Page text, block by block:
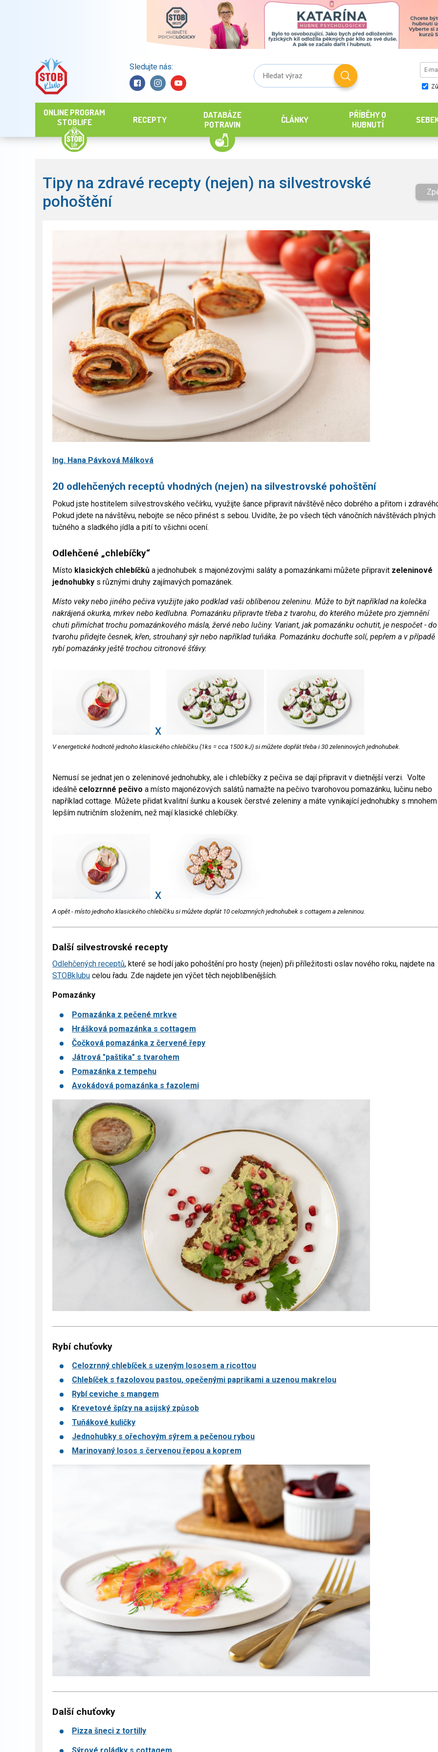
Sledujte nás:
ONLINE PROGRAM
STOBLIFE
RECEPTY
DATABÁZE
POTRAVIN
ČLÁNKY
PŘÍBĚHY O
HUBNUTÍ
Tipy na zdravé recepty (nejen) na silvestrovské
pohoštění
Ing. Hana Pávková Málková
20 odlehčených receptů vhodných (nejen) na silvestrovské pohoštění
Pokud jste hostitelem silvestrovského večírku, využijte šance připravit návštěvě něco dobrého a přitom i
Pokud jdete na návštěvu, nebojte se něco přinést s sebou. Uvidíte, že po všech těch vánočních návštěvách plných
tučného a sladkého jídla a pití to všichni ocení.
Odlehčené „chlebíčky“
Místo klasických chlebíčků a jednohubek s majonézovými saláty a pomazánkami můžete připravit zeleninové
jednohubky s různými druhy zajímavých pomazánek.
Místo veky nebo jiného pečiva využijte jako podklad vaši oblíbenou zeleninu. Může to být například na kolečka
nakrájená okurka, mrkev nebo kedlubna. Pomazánku připravte třeba z tvarohu, do kterého můžete pro zjemnění
chuti přimíchat trochu pomazánkového másla, žervé nebo lučiny. Variant, jak pomazánku ochutit, je nespočet - do
tvarohu přidejte česnek, křen, strouhaný sýr nebo například tuňáka. Pomazánku dochuťte solí, pepřem a v případě
rybí pomazánky ještě trochou citronové šťávy.
X
V energetické hodnotě jednoho klasického chlebíčku (1ks = cca 1500 kJ) si můžete dopřát třeba i 30 zeleninových jednohubek.
Nemusí se jednat jen o zeleninové jednohubky, ale i chlebíčky z pečiva se dají připravit v dietnější verzi. Volte
ideálně celozrnné pečivo a místo majonézových salátů namažte na pečivo tvarohovou pomazánku, lučinu nebo
například cottage. Můžete přidat kvalitní šunku a kousek čerstvé zeleniny a máte vynikající jednohubky s mnohem
lepším nutričním složením, než mají klasické chlebíčky.
X
A opět - místo jednoho klasického chlebíčku si můžete dopřát 10 celozrnných jednohubek s cottagem a zeleninou.
Další silvestrovské recepty
Odlehčených receptů, které se hodí jako pohoštění pro hosty (nejen) při příležitosti oslav nového roku, najdete na
STOBklubu celou řadu. Zde najdete jen výčet těch nejoblíbenějších.
Pomazánky
Pomazánka z pečené mrkve
Hrášková pomazánka s cottagem
Čočková pomazánka z červené řepy
Játrová "paštika" s tvarohem
Pomazánka z tempehu
Avokádová pomazánka s fazolemi
Rybí chuťovky
Celozrnný chlebíček s uzeným lososem a ricottou
Chlebíček s fazolovou pastou, opečenými paprikami a uzenou makrelou
Rybí ceviche s mangem
Krevetové špízy na asijský způsob
Tuňákové kuličky
Jednohubky s ořechovým sýrem a pečenou rybou
Marinovaný losos s červenou řepou a koprem
Další chuťovky
Pizza šneci z tortilly